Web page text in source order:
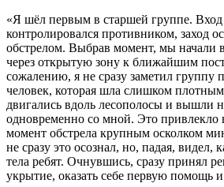
«Я шёл первым в старшей группе.
контролировался противником, заход
обстрелом. Выбрав момент, мы начали
через открытую зону к ближайшим
сожалению, я не сразу заметил группу
человек, которая шла слишком
двигались вдоль лесополосы и вышли
одновременно со мной. Это
момент обстрела крупным осколком
не сразу это осознал, но, падая, видел,
тела ребят. Очнувшись, сразу принял
укрытие, оказать себе первую помощь